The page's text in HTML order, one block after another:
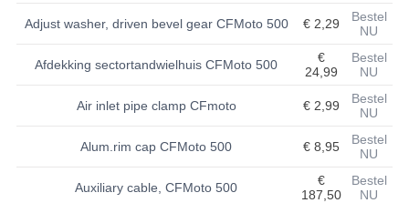
VERLICHTING
ONDERDELEN 50CC TOT 125CC
UNIVERSELE QUAD ONDERDELEN
BASHAN ONDERDELEN
Adjust washer, driven bevel gear CFMoto 500 € 2,29
Bestel
NU
Afdekking sectortandwielhuis CFMoto 500
€
24,99
Bestel
NU
Air inlet pipe clamp CFmoto € 2,99
Bestel
NU
Alum.rim cap CFMoto 500 € 8,95
Bestel
NU
Auxiliary cable, CFMoto 500
€
187,50
Bestel
NU